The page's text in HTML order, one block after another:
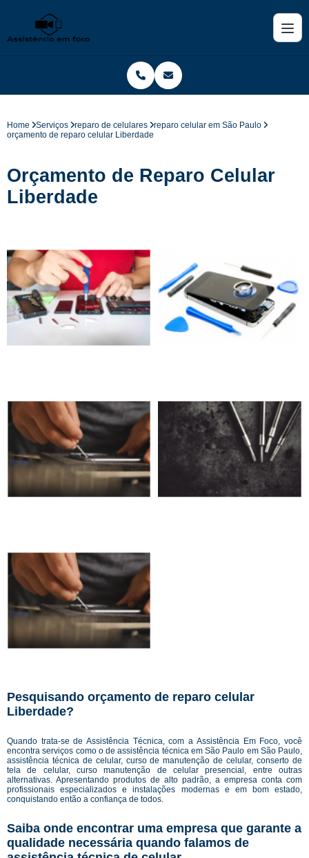
Home Serviços reparo de celulares
reparo celular em São Paulo
orçamento de reparo celular Liberdade
Orçamento de Reparo Celular
Liberdade
Pesquisando orçamento de reparo celular
Liberdade?
Quando trata-se de Assistência Técnica, com a Assistência Em Foco, você
encontra serviços como o de assistência técnica em São Paulo em São Paulo,
assistência técnica de celular, curso de manutenção de celular, conserto de
tela de celular, curso manutenção de celular presencial, entre outras
alternativas. Apresentando produtos de alto padrão, a empresa conta com
profissionais especializados e instalações modernas e em bom estado,
conquistando então a confiança de todos.
Saiba onde encontrar uma empresa que garante a
qualidade necessária quando falamos de